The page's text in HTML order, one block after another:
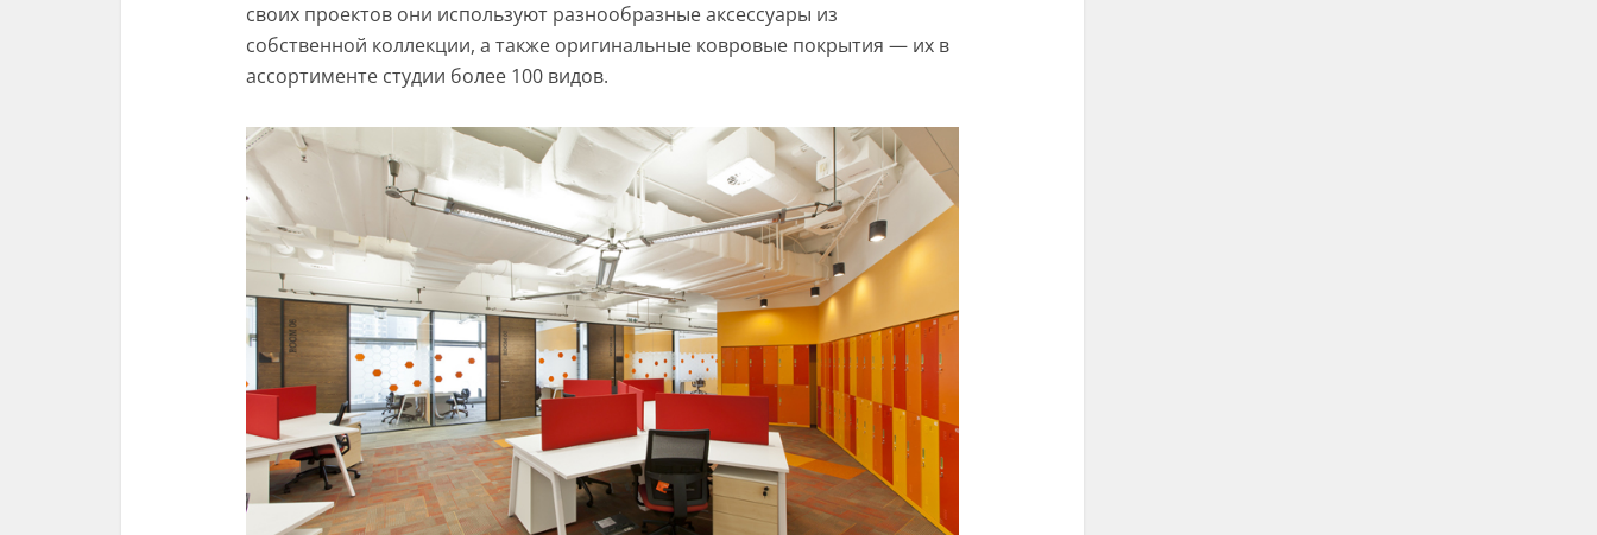
своих проектов они используют разнообразные аксессуары из
собственной коллекции, а также оригинальные ковровые покрытия — их в
ассортименте студии более 100 видов.